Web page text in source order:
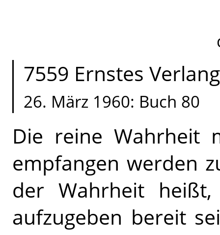
7559 Ernstes
26. März 1960: Buch 80
Die reine Wahrheit
empfangen werden
der Wahrheit
aufzugeben bereit